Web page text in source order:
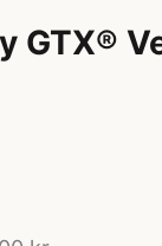
GTX®